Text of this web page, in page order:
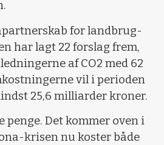
for landbrug-
har lagt 22 forslag frem,
af CO2 med 62
vil i perioden
25,6 milliarder kroner.
penge. Det kommer oven i
krisen nu koster både